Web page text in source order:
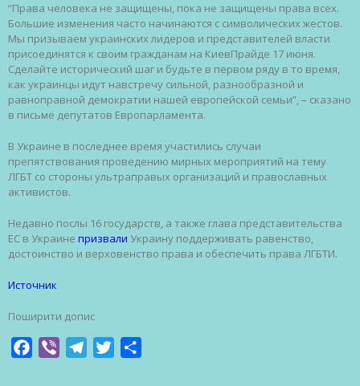
“Права человека не защищены, пока не защищены права всех.
Большие изменения часто начинаются с символических жестов.
Мы призываем украинских лидеров и представителей власти
присоединятся к своим гражданам на КиевПрайде 17 июня.
Сделайте исторический шаг и будьте в первом ряду в то время,
как украинцы идут навстречу сильной, разнообразной и
равноправной демократии нашей европейской семьи”, – сказано
в письме депутатов Европарламента.
В Украине в последнее время участились случаи
препятствования проведению мирных мероприятий на тему
ЛГБТ со стороны ультраправых организаций и православных
активистов.
Недавно послы 16 государств, а также глава представительства
ЕС в Украине призвали Украину поддерживать равенство,
достоинство и верховенство права и обеспечить права ЛГБТИ.
Источник
Поширити допис
Facebook
Viber TelegramTwitter